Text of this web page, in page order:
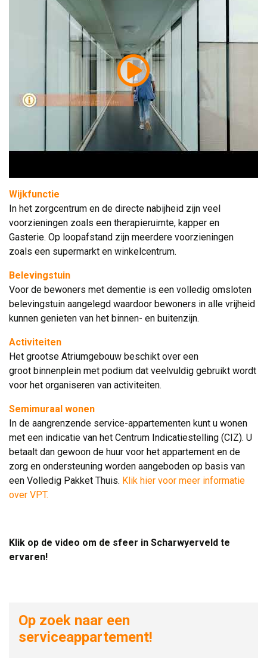
Wijkfunctie
In het zorgcentrum en de directe nabijheid zijn veel
voorzieningen zoals een therapieruimte, kapper en
Gasterie. Op loopafstand zijn meerdere voorzieningen
zoals een supermarkt en winkelcentrum.
Belevingstuin
Voor de bewoners met dementie is een volledig omsloten
belevingstuin aangelegd waardoor bewoners in alle vrijheid
kunnen genieten van het binnen- en buitenzijn.
Activiteiten
Het grootse Atriumgebouw beschikt over een
groot binnenplein met podium dat veelvuldig gebruikt wordt
voor het organiseren van activiteiten.
Semimuraal wonen
In de aangrenzende service-appartementen kunt u wonen
met een indicatie van het Centrum Indicatiestelling (CIZ). U
betaalt dan gewoon de huur voor het appartement en de
zorg en ondersteuning worden aangeboden op basis van
een Volledig Pakket Thuis. Klik hier voor meer informatie
over VPT.
Klik op de video om de sfeer in Scharwyerveld te
ervaren!
Op zoek naar een
serviceappartement!